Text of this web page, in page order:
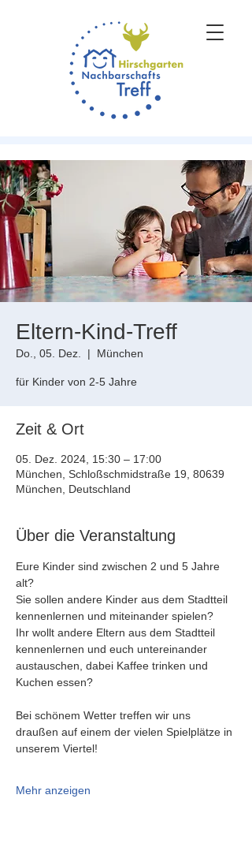
Eltern-Kind-Treff
Do., 05. Dez.
  |
München
für Kinder von 2-5 Jahre
Zeit & Ort
05. Dez. 2024, 15:30 – 17:00
München, Schloßschmidstraße 19, 80639
München, Deutschland
Über die Veranstaltung
Eure Kinder sind zwischen 2 und 5 Jahre
alt?
Sie sollen andere Kinder aus dem Stadtteil
kennenlernen und miteinander spielen?
Ihr wollt andere Eltern aus dem Stadtteil
kennenlernen und euch untereinander
austauschen, dabei Kaffee trinken und
Kuchen essen?
Bei schönem Wetter treffen wir uns
draußen auf einem der vielen Spielplätze in
unserem Viertel!
Mehr anzeigen